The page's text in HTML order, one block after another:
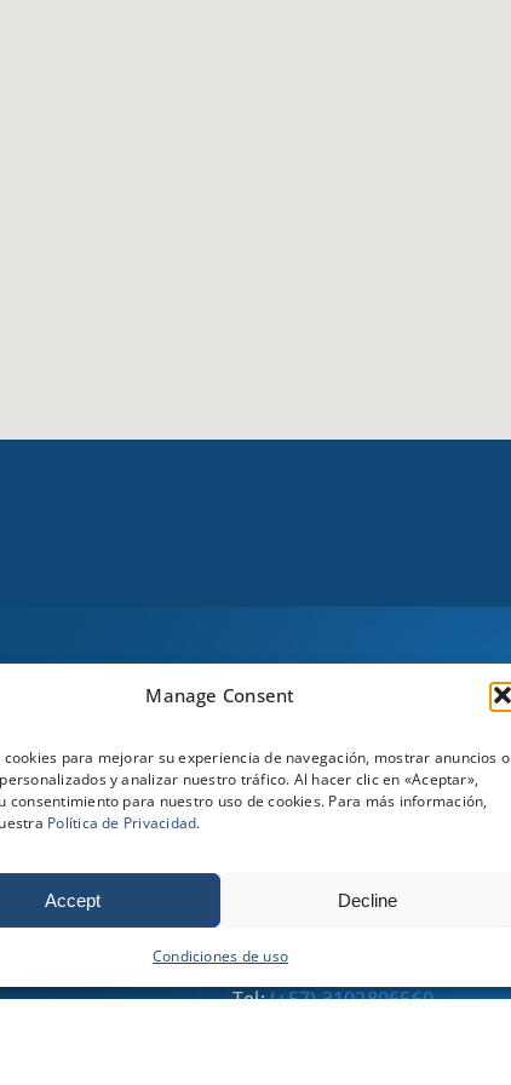
Manage Consent
para mejorar su experiencia de navegación, mostrar anuncios o
y analizar nuestro tráfico. Al hacer clic en «Aceptar»,
consentimiento para nuestro uso de cookies. Para más información,
Política de Privacidad.
Accept Decline
Condiciones de uso
Tel:(+57) 3164234635
Tel:(+57) 3102806560